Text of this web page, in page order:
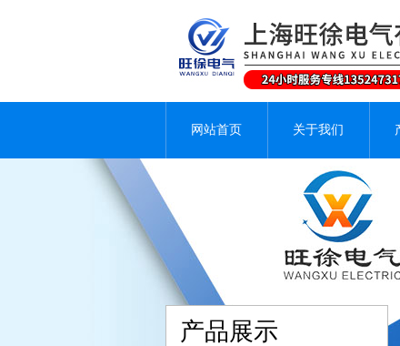
网站首页 关于我们
产品展示